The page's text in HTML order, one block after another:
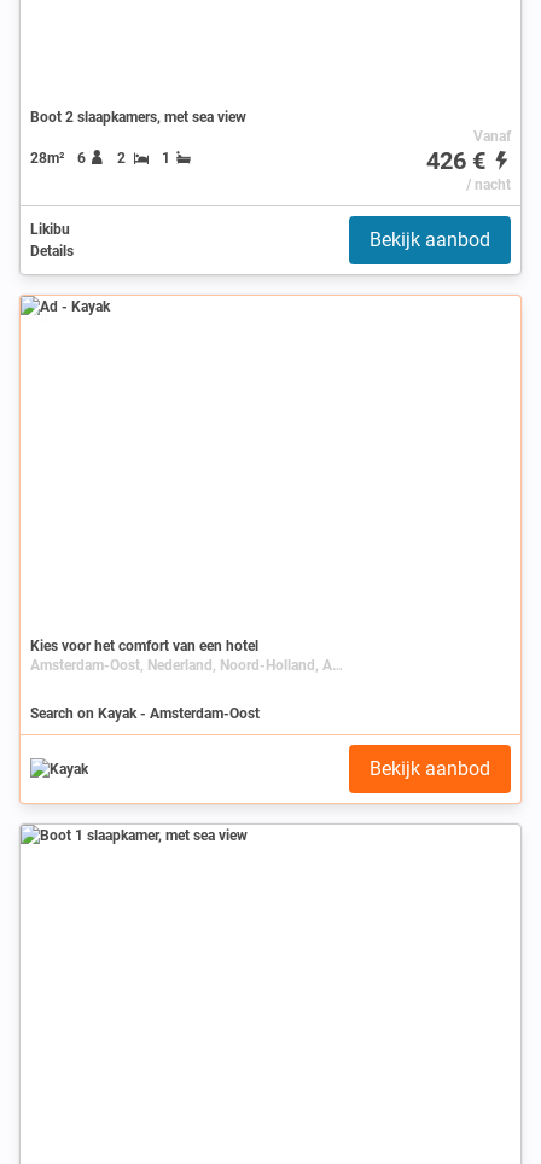
Boot 2 slaapkamers, met sea view
28m² 6 2 1
Vanaf
426 €
/ nacht
Likibu
Details
Bekijk aanbod
Ad
Kies voor het comfort van een hotel
Amsterdam-Oost, Nederland, Noord-Holland, Amsterdam
Search on Kayak - Amsterdam-Oost
Bekijk aanbod